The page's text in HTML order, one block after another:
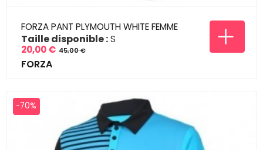
FORZA PANT PLYMOUTH WHITE FEMME
Prix
20,00 €
Prix
de
45,00 €
Taille disponible :S
FORZA
-70%